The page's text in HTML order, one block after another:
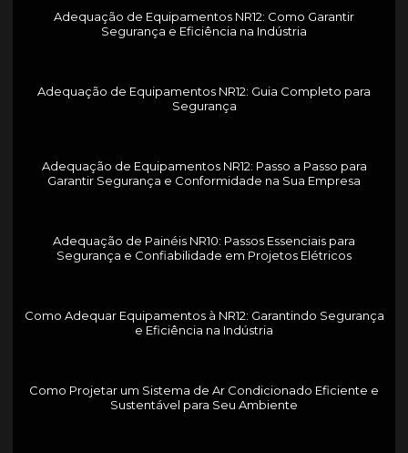
Adequação de Equipamentos NR12: Como Garantir
Segurança e Eficiência na Indústria
Adequação de Equipamentos NR12: Guia Completo para
Segurança
Adequação de Equipamentos NR12: Passo a Passo para
Garantir Segurança e Conformidade na Sua Empresa
Adequação de Painéis NR10: Passos Essenciais para
Segurança e Confiabilidade em Projetos Elétricos
Como Adequar Equipamentos à NR12: Garantindo Segurança
e Eficiência na Indústria
Como Projetar um Sistema de Ar Condicionado Eficiente e
Sustentável para Seu Ambiente